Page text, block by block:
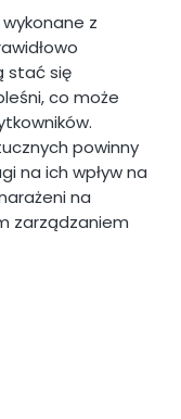
z
stać się
co może
powinny
na ich wpływ na
na
zarządzaniem